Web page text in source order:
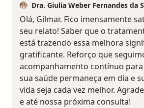
Dra. Giulia Weber Fernandes da
Olá, Gilmar. Fico imensamente
seu relato! Saber que o
está trazendo essa melhora
gratificante. Reforço que
acompanhamento contínuo
sua saúde permaneça em dia e
vida seja cada vez melhor.
e até nossa próxima consulta!